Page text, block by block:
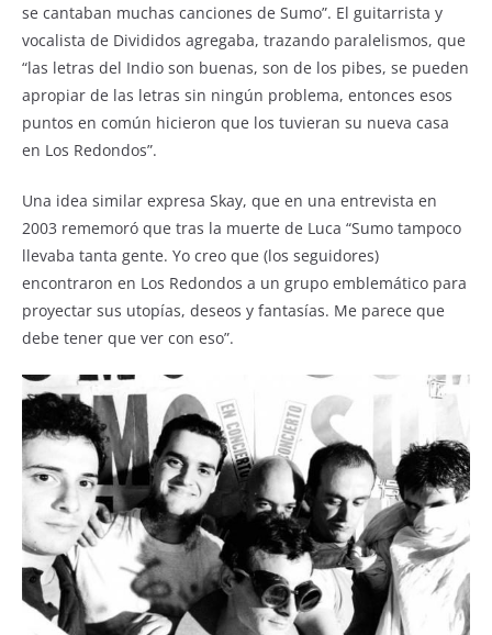
se cantaban muchas canciones de Sumo”. El guitarrista y
vocalista de Divididos agregaba, trazando paralelismos, que
“las letras del Indio son buenas, son de los pibes, se pueden
apropiar de las letras sin ningún problema, entonces esos
puntos en común hicieron que los tuvieran su nueva casa
en Los Redondos”.
Una idea similar expresa Skay, que en una entrevista en
2003 rememoró que tras la muerte de Luca “Sumo tampoco
llevaba tanta gente. Yo creo que (los seguidores)
encontraron en Los Redondos a un grupo emblemático para
proyectar sus utopías, deseos y fantasías. Me parece que
debe tener que ver con eso”.